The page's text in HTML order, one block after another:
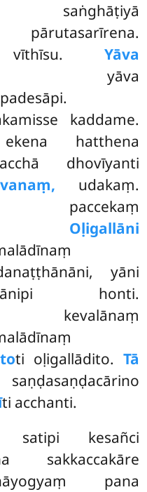
pārutasarīrena.
Yāva
yāva
kaddame.
hatthena
dhovīyanti
udakaṃ.
paccekaṃ
Oḷigallāni
yāni
honti.
ti oḷigallādito. Tā
ti acchanti.
satipi kesañci
sakkaccakāre
pana